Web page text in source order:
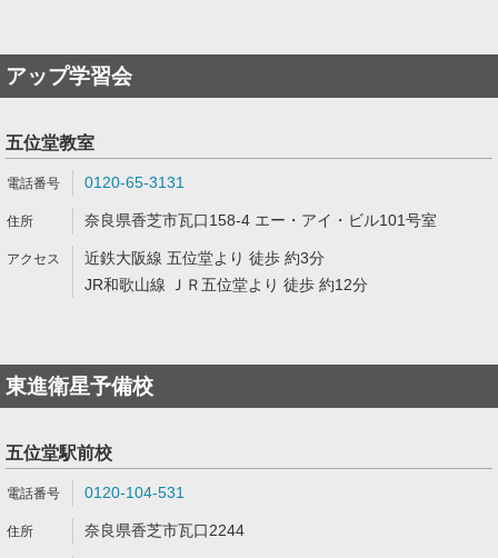
アップ学習会
五位堂教室
0120-65-3131
奈良県香芝市瓦口158-4 エー・アイ・ビル101号室
近鉄大阪線 五位堂より 徒歩 約3分
JR和歌山線 ＪＲ五位堂より 徒歩 約12分
東進衛星予備校
五位堂駅前校
0120-104-531
奈良県香芝市瓦口2244